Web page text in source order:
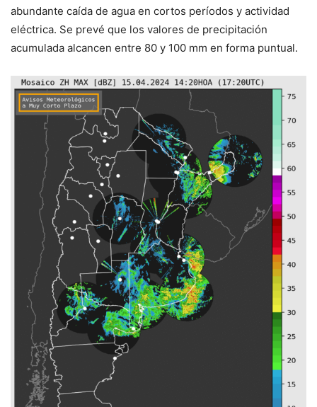
abundante caída de agua en cortos períodos y actividad
eléctrica. Se prevé que los valores de precipitación
acumulada alcancen entre 80 y 100 mm en forma puntual.